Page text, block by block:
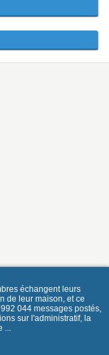
échangent leurs
de leur maison, et ce
044 messages postés,
sur l'administratif, la
...